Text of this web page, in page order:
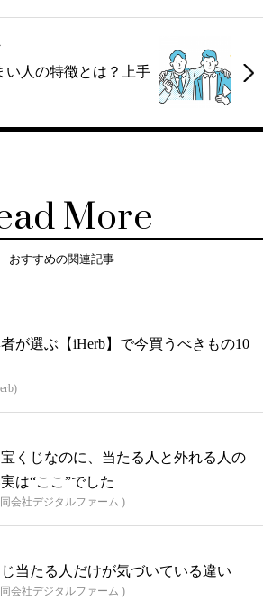
い人の特徴とは？上手
More
おすすめの関連記事
が選ぶ【iHerb】で今買うべきもの10
くじなのに、当たる人と外れる人の
は“ここ”でした
会社デジタルファーム )
当たる人だけが気づいている違い
会社デジタルファーム )